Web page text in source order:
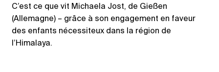
C’est ce que vit Michaela Jost, de Gießen
(Allemagne) – grâce à son engagement en faveur
des enfants nécessiteux dans la région de
l’Himalaya.